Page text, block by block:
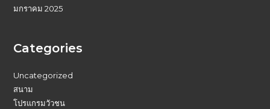
มกราคม 2025
Categories
Uncategorized
สนาม
โปรแกรมวัวชน